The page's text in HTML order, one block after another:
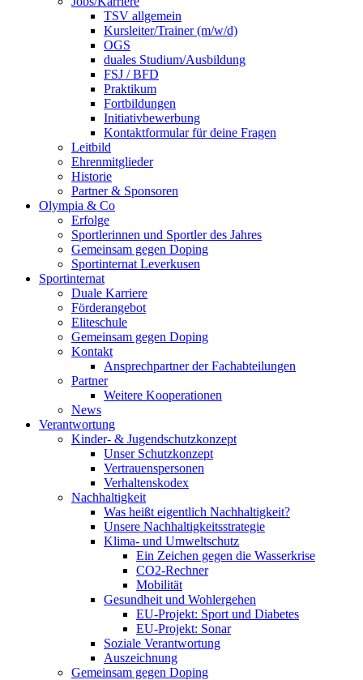
TSV allgemein
Kursleiter/Trainer (m/w/d)
OGS
duales Studium/Ausbildung
FSJ / BFD
Praktikum
Fortbildungen
Initiativbewerbung
Kontaktformular für deine Fragen
Leitbild
Ehrenmitglieder
Historie
Partner & Sponsoren
Olympia & Co
Erfolge
Sportlerinnen und Sportler des Jahres
Gemeinsam gegen Doping
Sportinternat Leverkusen
Sportinternat
Duale Karriere
Förderangebot
Eliteschule
Gemeinsam gegen Doping
Kontakt
Ansprechpartner der Fachabteilungen
Partner
Weitere Kooperationen
News
Verantwortung
Kinder- & Jugendschutzkonzept
Unser Schutzkonzept
Vertrauenspersonen
Verhaltenskodex
Nachhaltigkeit
Was heißt eigentlich Nachhaltigkeit?
Unsere Nachhaltigkeitsstrategie
Klima- und Umweltschutz
Ein Zeichen gegen die Wasserkrise
CO2-Rechner
Mobilität
Gesundheit und Wohlergehen
EU-Projekt: Sport und Diabetes
EU-Projekt: Sonar
Soziale Verantwortung
Auszeichnung
Gemeinsam gegen Doping